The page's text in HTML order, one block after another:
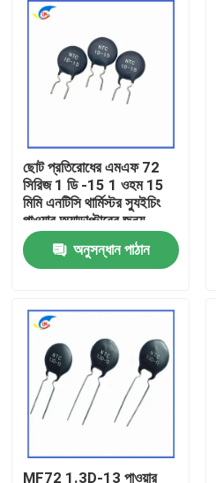
পণ্য
ভিডিও
কারখানা পরিদর্শন
গুণমান নিয়ন্ত্রণ
আমাদের সাথে যোগাযোগ
খবর
মামলা
পিটিসি থার্মিস্টর
ছোট প্রতিরোধের এমএফ 72
সিরিজ 1 ডি -15 1 ওহম 15
মিমি এনটিসি থার্মিস্টর স্যুইচিং
পাওয়ার অ্যাডাপ্টারের জন্য
উপযুক্ত
অনুসন্ধান পাঠান
MF72 1.3D-13 পাওয়ার